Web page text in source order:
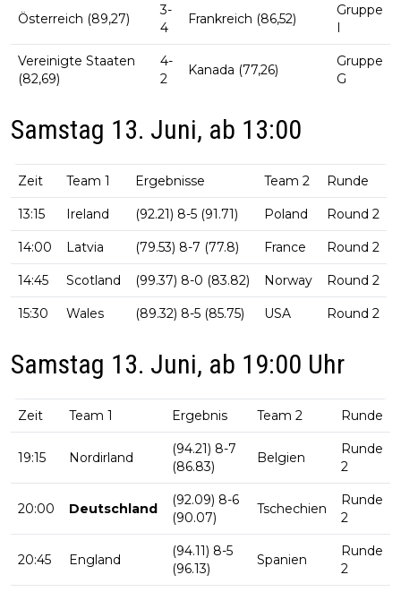
Österreich (89,27)
3-
4
Frankreich (86,52)
Gruppe
I
Vereinigte Staaten
(82,69)
4-
2
Kanada (77,26)
Gruppe
G
Samstag 13. Juni, ab 13:00
Zeit Team 1 Ergebnisse Team 2 Runde
13:15 Ireland (92.21) 8-5 (91.71) Poland Round 2
14:00 Latvia (79.53) 8-7 (77.8) France Round 2
14:45 Scotland (99.37) 8-0 (83.82) Norway Round 2
15:30 Wales (89.32) 8-5 (85.75) USA Round 2
Samstag 13. Juni, ab 19:00 Uhr
Zeit Team 1 Ergebnis Team 2 Runde
19:15 Nordirland
(94.21) 8-7
(86.83)
Belgien
Runde
2
20:00 Deutschland
(92.09) 8-6
(90.07)
Tschechien
Runde
2
20:45 England
(94.11) 8-5
(96.13)
Spanien
Runde
2